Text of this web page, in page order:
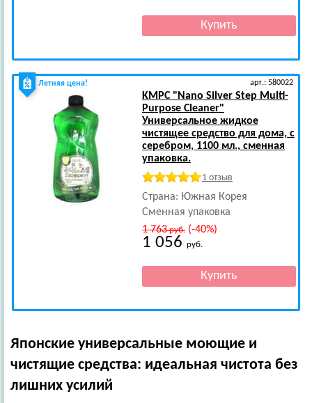
Летняя цена! арт.: 580022
KMPC"Nano Silver Step Multi-
Purpose Cleaner"
Универсальное жидкое
чистящее средство для дома, с
серебром, 1100 мл., сменная
упаковка.
1 отзыв
Страна: Южная Корея
Сменная упаковка
1 763руб.(-40%)
1 056 руб.
Японские универсальные моющие и
чистящие средства: идеальная чистота без
лишних усилий